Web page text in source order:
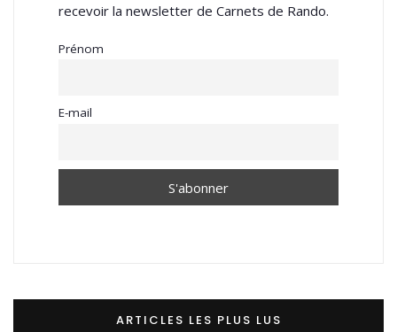
recevoir la newsletter de Carnets de Rando.
Prénom
E-mail
ARTICLES LES PLUS LUS